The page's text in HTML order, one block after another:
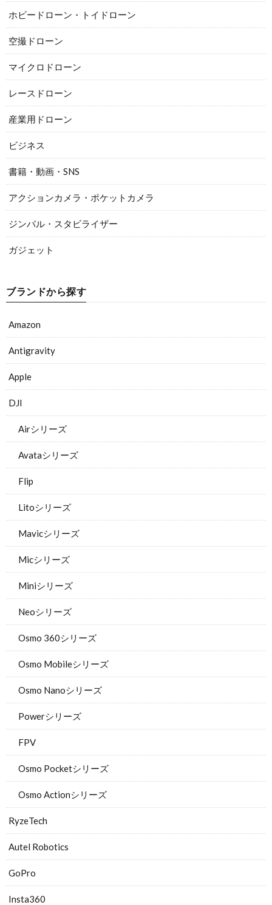
ホビードローン・トイドローン
空撮ドローン
マイクロドローン
レースドローン
産業用ドローン
ビジネス
書籍・動画・SNS
アクションカメラ・ポケットカメラ
ジンバル・スタビライザー
ガジェット
ブランドから探す
Amazon
Antigravity
Apple
DJI
Airシリーズ
Avataシリーズ
Flip
Litoシリーズ
Mavicシリーズ
Micシリーズ
Miniシリーズ
Neoシリーズ
Osmo 360シリーズ
Osmo Mobileシリーズ
Osmo Nanoシリーズ
Powerシリーズ
FPV
Osmo Pocketシリーズ
Osmo Actionシリーズ
RyzeTech
Autel Robotics
GoPro
Insta360